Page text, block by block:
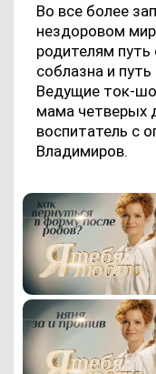
Во все более
нездоровом
родителям
соблазна и
Ведущие ток-
мама четверых
воспитатель с
Владимиров.